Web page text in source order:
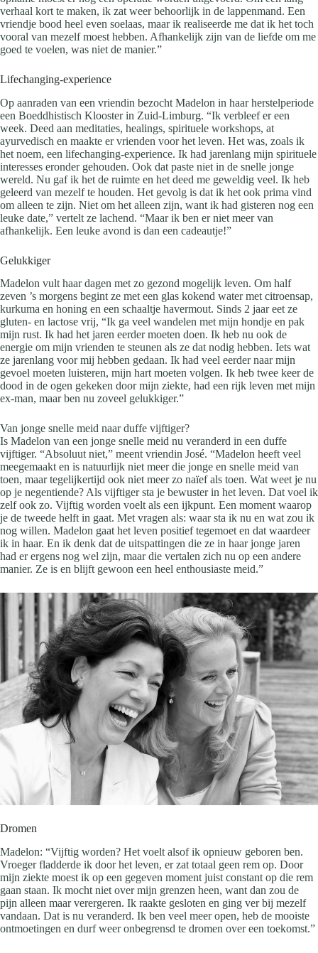
verhaal kort te maken, ik zat weer behoorlijk in de lappenmand. Een
vriendje bood heel even soelaas, maar ik realiseerde me dat ik het toch
vooral van mezelf moest hebben. Afhankelijk zijn van de liefde om me
goed te voelen, was niet de manier.”
Lifechanging-experience
Op aanraden van een vriendin bezocht Madelon in haar herstelperiode
een Boeddhistisch Klooster in Zuid-Limburg. “Ik verbleef er een
week. Deed aan meditaties, healings, spirituele workshops, at
ayurvedisch en maakte er vrienden voor het leven. Het was, zoals ik
het noem, een lifechanging-experience. Ik had jarenlang mijn spirituele
interesses eronder gehouden. Ook dat paste niet in de snelle jonge
wereld. Nu gaf ik het de ruimte en het deed me geweldig veel. Ik heb
geleerd van mezelf te houden. Het gevolg is dat ik het ook prima vind
om alleen te zijn. Niet om het alleen zijn, want ik had gisteren nog een
leuke date,” vertelt ze lachend. “Maar ik ben er niet meer van
afhankelijk. Een leuke avond is dan een cadeautje!”
Gelukkiger
Madelon vult haar dagen met zo gezond mogelijk leven. Om half
zeven ’s morgens begint ze met een glas kokend water met citroensap,
kurkuma en honing en een schaaltje havermout. Sinds 2 jaar eet ze
gluten- en lactose vrij, “Ik ga veel wandelen met mijn hondje en pak
mijn rust. Ik had het jaren eerder moeten doen. Ik heb nu ook de
energie om mijn vrienden te steunen als ze dat nodig hebben. Iets wat
ze jarenlang voor mij hebben gedaan. Ik had veel eerder naar mijn
gevoel moeten luisteren, mijn hart moeten volgen. Ik heb twee keer de
dood in de ogen gekeken door mijn ziekte, had een rijk leven met mijn
ex-man, maar ben nu zoveel gelukkiger.”
Van jonge snelle meid naar duffe vijftiger?
Is Madelon van een jonge snelle meid nu veranderd in een duffe
vijftiger. “Absoluut niet,” meent vriendin José. “Madelon heeft veel
meegemaakt en is natuurlijk niet meer die jonge en snelle meid van
toen, maar tegelijkertijd ook niet meer zo naïef als toen. Wat weet je nu
op je negentiende? Als vijftiger sta je bewuster in het leven. Dat voel ik
zelf ook zo. Vijftig worden voelt als een ijkpunt. Een moment waarop
je de tweede helft in gaat. Met vragen als: waar sta ik nu en wat zou ik
nog willen. Madelon gaat het leven positief tegemoet en dat waardeer
ik in haar. En ik denk dat de uitspattingen die ze in haar jonge jaren
had er ergens nog wel zijn, maar die vertalen zich nu op een andere
manier. Ze is en blijft gewoon een heel enthousiaste meid.”
Dromen
Madelon: “Vijftig worden? Het voelt alsof ik opnieuw geboren ben.
Vroeger fladderde ik door het leven, er zat totaal geen rem op. Door
mijn ziekte moest ik op een gegeven moment juist constant op die rem
gaan staan. Ik mocht niet over mijn grenzen heen, want dan zou de
pijn alleen maar verergeren. Ik raakte gesloten en ging ver bij mezelf
vandaan. Dat is nu veranderd. Ik ben veel meer open, heb de mooiste
ontmoetingen en durf weer onbegrensd te dromen over een toekomst.”